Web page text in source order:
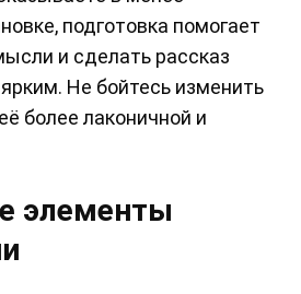
подготовка помогает
и сделать рассказ
Не бойтесь изменить
более лаконичной и
элементы